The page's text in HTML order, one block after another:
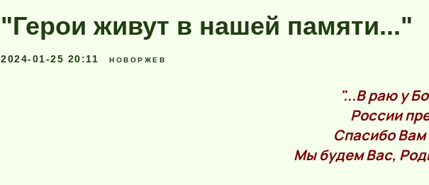
"Герои живут в нашей памяти..."
2024-01-25 20:11 НОВОРЖЕВ
"...В раю у
России
Спасибо Вам
Мы будем Вас,